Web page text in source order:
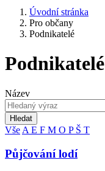
Úvodní stránka
Pro občany
Podnikatelé
Podnikatelé
Název
Hledat
Vše A E F M O P Š T
Půjčování lodí